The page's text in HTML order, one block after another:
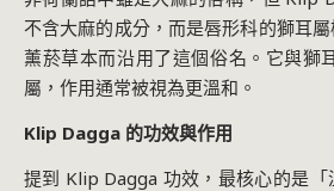
不含大麻的成分，而是唇形科的獅耳
薰菸草本而沿用了這個俗名。它與獅
屬，作用通常被視為更溫和。
Klip Dagga 的功效與作用
提到 Klip Dagga 功效，最核心的是「